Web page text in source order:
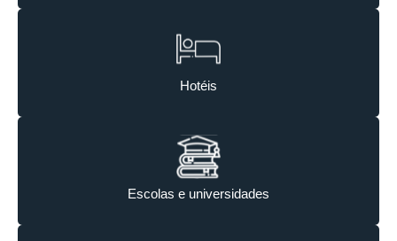
Hotéis
Escolas e universidades